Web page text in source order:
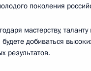
поколения
мастерству,
добиваться
результатов.